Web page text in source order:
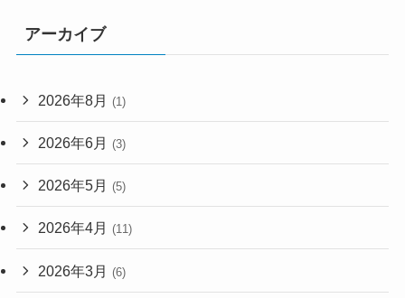
アーカイブ
2026年8月 (1)
2026年6月 (3)
2026年5月 (5)
2026年4月 (11)
2026年3月 (6)